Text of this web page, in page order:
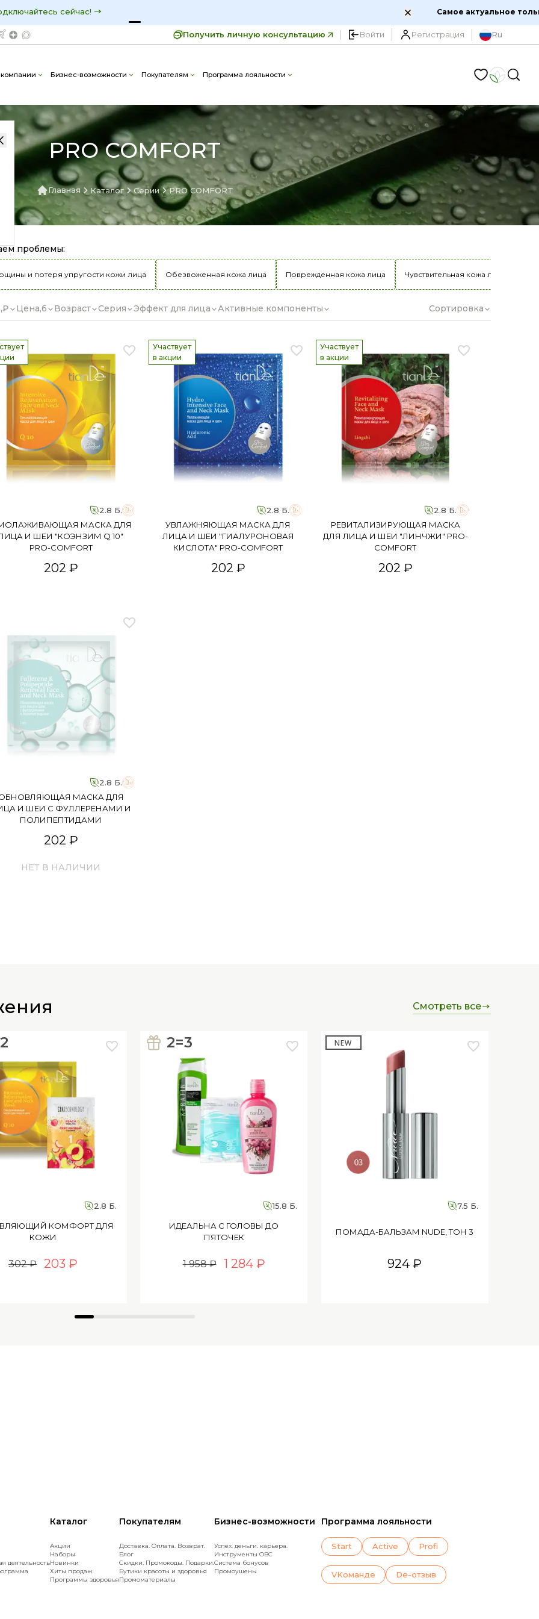
в MAX:узнавайте первыми о самых выгодных предложениях!
Получить личную консультацию Войти Регистрация Ru
Бизнес-возможности Покупателям Программа лояльности
PRO COMFORT
Главная Каталог Серии PRO COMFORT
проблемы:
и потеря упругости кожи лица Обезвоженная кожа лица Поврежденная кожа лица Чувствительная кожа лица
Цена,б Возраст Серия Эффект для лица Активные компоненты Сортировка
2.8 Б.
МАСКА ДЛЯ
И ШЕИ "КОЭНЗИМ Q 10"
PRO-COMFORT
202 ₽
Участвует
в акции
2.8 Б.
УВЛАЖНЯЮЩАЯ МАСКА ДЛЯ
ЛИЦА И ШЕИ "ГИАЛУРОНОВАЯ
КИСЛОТА" PRO-COMFORT
202 ₽
Участвует
в акции
2.8 Б.
РЕВИТАЛИЗИРУЮЩАЯ МАСКА
ДЛЯ ЛИЦА И ШЕИ "ЛИНЧЖИ" PRO-
COMFORT
202 ₽
2.8 Б.
МАСКА ДЛЯ
И ШЕИ С ФУЛЛЕРЕНАМИ И
ПОЛИПЕПТИДАМИ
202 ₽
НЕТ В НАЛИЧИИ
смотреть все
2.8 Б.
КОМФОРТ ДЛЯ
КОЖИ
302 ₽ 203 ₽
2=3
15.8 Б.
ИДЕАЛЬНА С ГОЛОВЫ ДО
ПЯТОЧЕК
1 958 ₽ 1 284 ₽
NEW
7.5 Б.
ПОМАДА-БАЛЬЗАМ NUDE, ТОН 3
924 ₽
деятельность
Каталог
Акции
Наборы
Новинки
Хиты продаж
Программы здоровья
Покупателям
Доставка. Оплата. Возврат.
Блог
Скидки. Промокоды. Подарки.
Бутики красоты и здоровья
Промоматериалы
Бизнес-возможности
Успех. деньги. карьера.
Инструменты OBC
Cистема бонусов
Промоушены
Программа лояльности
Start Active Profi
VKoманде De-отзыв